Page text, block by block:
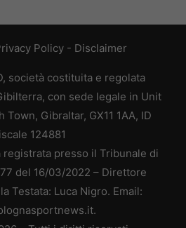
Policy- Disclaimer
società costituita e regolata
con sede legale in Unit
Gibraltar, GX11 1AA, ID
124881
registrata presso il Tribunale di
del 16/03/2022 – Direttore
Testata: Luca Nigro. Email: